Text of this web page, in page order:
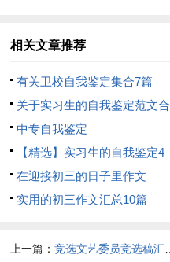
相关文章推荐
有关卫校自我鉴定集合7篇
关于实习生的自我鉴定范文合
集十篇
中专自我鉴定
【精选】实习生的自我鉴定4
篇在迎接初三的日子里作文
实用的初三作文汇总10篇
上一篇：竞选文艺委员竞选稿汇编六篇